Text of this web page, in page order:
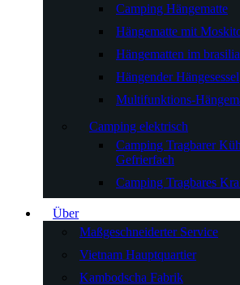
Camping Hängematte
Hängematte mit
Hängematten im
Hängender Hängesessel
Multifunktions-
Camping elektrisch
Camping Tragbarer
Gefrierfach
Camping Tragbares
Über
Maßgeschneiderter Service
Vietnam Hauptquartier
Kambodscha Fabrik